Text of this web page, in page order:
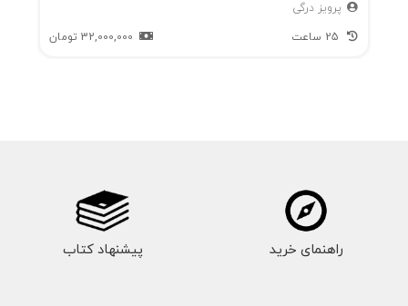
پرویز درگی
32,000,000 تومان
راهنمای خرید پیشنهاد کتاب